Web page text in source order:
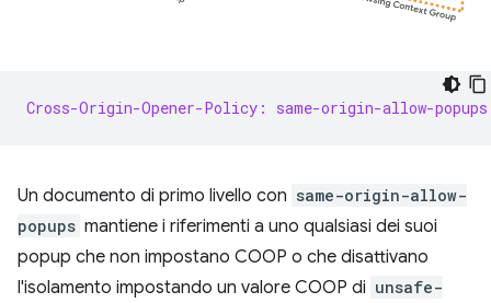
Cross-Origin-Opener-Policy: same-origin-allow-popups
Un documento di primo livello con same-origin-allow-
popups mantiene i riferimenti a uno qualsiasi dei suoi
popup che non impostano COOP o che disattivano
l'isolamento impostando un valore COOP di unsafe-